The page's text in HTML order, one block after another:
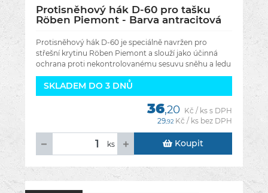
Protisněhový hák D-60 pro tašku
Röben Piemont - Barva antracitová
Protisněhový hák D-60 je speciálně navržen pro
střešní krytinu Röben Piemont a slouží jako účinná
ochrana proti nekontrolovanému sesuvu sněhu a ledu
ze střechy. Pomáhá bezpečně
SKLADEM DO 3 DNŮ
36,20 Kč / ks s DPH
29,92 Kč / ks bez DPH
ks Koupit